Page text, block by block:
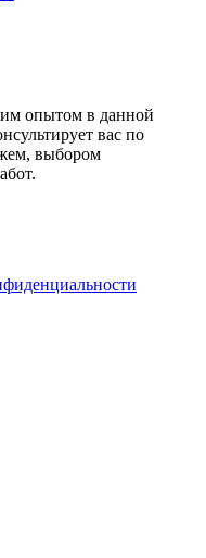
опытом в данной
вас по
выбором